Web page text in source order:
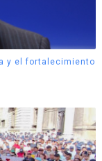
y el fortalecimiento